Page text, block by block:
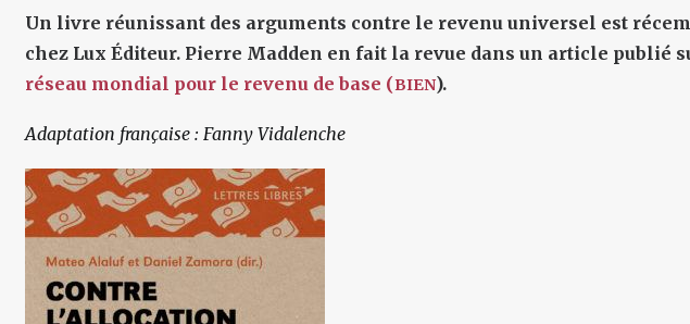
Un livre réunissant des arguments contre le revenu universel est
chez Lux Éditeur. Pierre Madden en fait la revue dans un article publié
réseau mondial pour le revenu de base (BIEN).
Adaptation française : Fanny Vidalenche